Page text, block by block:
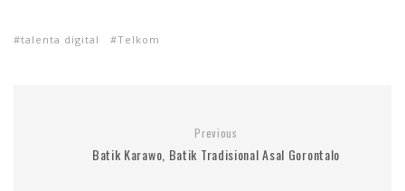
talenta digital Telkom
Previous
Batik Karawo, Batik Tradisional Asal Gorontalo